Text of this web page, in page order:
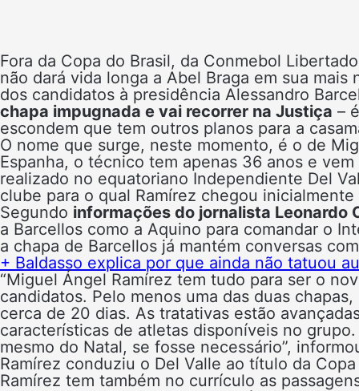
Fora da Copa do Brasil, da Conmebol
não dará vida longa a Abel Braga em sua
dos candidatos à presidência Alessandro
chapa impugnada e vai recorrer na Justiça –
escondem que tem outros planos para a
O nome que surge, neste momento, é o de
Espanha, o técnico tem apenas 36 anos e
realizado no equatoriano Independiente Del
clube para o qual Ramírez chegou
Segundo informações do jornalista Leonardo
a Barcellos como a Aquino para comandar o
a chapa de Barcellos já mantém conversas
+ Baldasso explica por que ainda não tatuou
“Miguel Ángel Ramírez tem tudo para ser o
candidatos. Pelo menos uma das duas
cerca de 20 dias. As tratativas estão
características de atletas disponíveis no
mesmo do Natal, se fosse necessário”,
Ramírez conduziu o Del Valle ao título da
Ramírez tem também no currículo as